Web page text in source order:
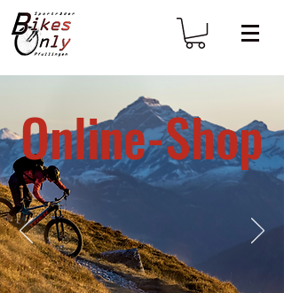
Online-Shop